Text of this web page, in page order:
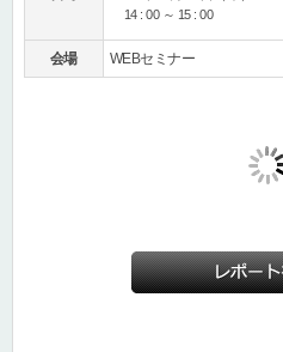
14 : 00 ～ 15 : 00
会場 WEBセミナー